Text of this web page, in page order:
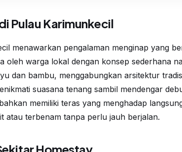
Pulau Karimunkecil
menawarkan pengalaman menginap yang
oleh warga lokal dengan konsep sederhana
dan bambu, menggabungkan arsitektur
suasana tenang sambil mendengar
memiliki teras yang menghadap
atau terbenam tanpa perlu jauh berjalan.